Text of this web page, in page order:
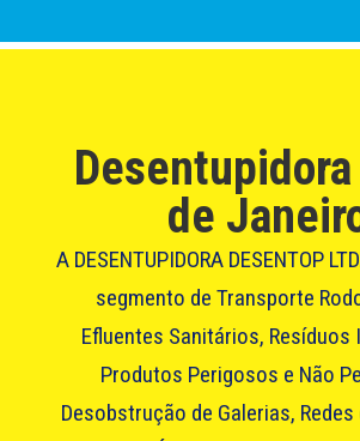
de
A DESENTUPIDORA DESENTOP
segmento de Transporte
Efluentes Sanitários, Resíduos
Produtos Perigosos e Não
Desobstrução de Galerias,